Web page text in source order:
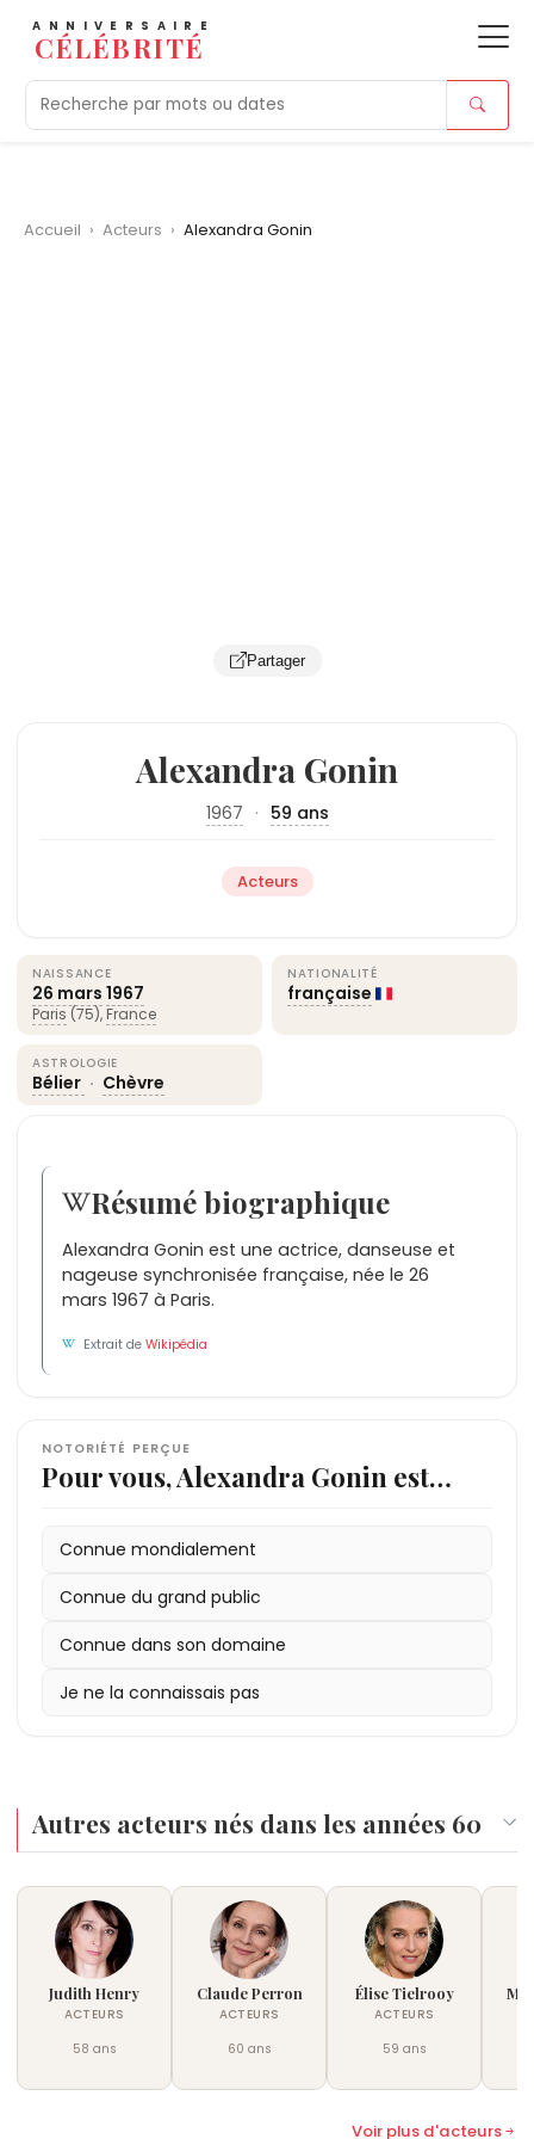
ANNIVERSAIRE
CÉLÉBRITÉ
Aujourd'hui Tendances Morts
Accueil › Acteurs › Alexandra Gonin
Partager
Alexandra Gonin
1967 · 59 ans
Acteurs
NAISSANCE
26 mars 1967
Paris (75), France
NATIONALITÉ
française
ASTROLOGIE
Bélier · Chèvre
Résumé biographique
Alexandra Gonin est une actrice, danseuse et
nageuse synchronisée française, née le 26
mars 1967 à Paris.
Extrait deWikipédia
NOTORIÉTÉ PERÇUE
Pour vous, Alexandra Gonin est…
Connue mondialement
Connue du grand public
Connue dans son domaine
Je ne la connaissais pas
Autres acteurs nés dans les années 60
Judith Henry
ACTEURS
58 ans
Claude Perron
ACTEURS
60 ans
Élise Tielrooy
ACTEURS
59 ans
Voir plus d'acteurs